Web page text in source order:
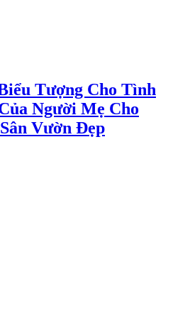
Tượng Cho Tình
Người Mẹ Cho
Vườn Đẹp